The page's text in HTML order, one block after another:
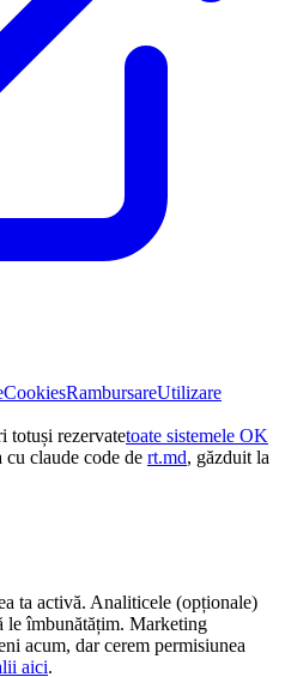
CookiesRambursareUtilizare
totuși rezervatetoate sistemele OK
claude code de rt.md, găzduit la
ta activă. Analiticele (opționale)
le îmbunătățim. Marketing
acum, dar cerem permisiunea
aici.